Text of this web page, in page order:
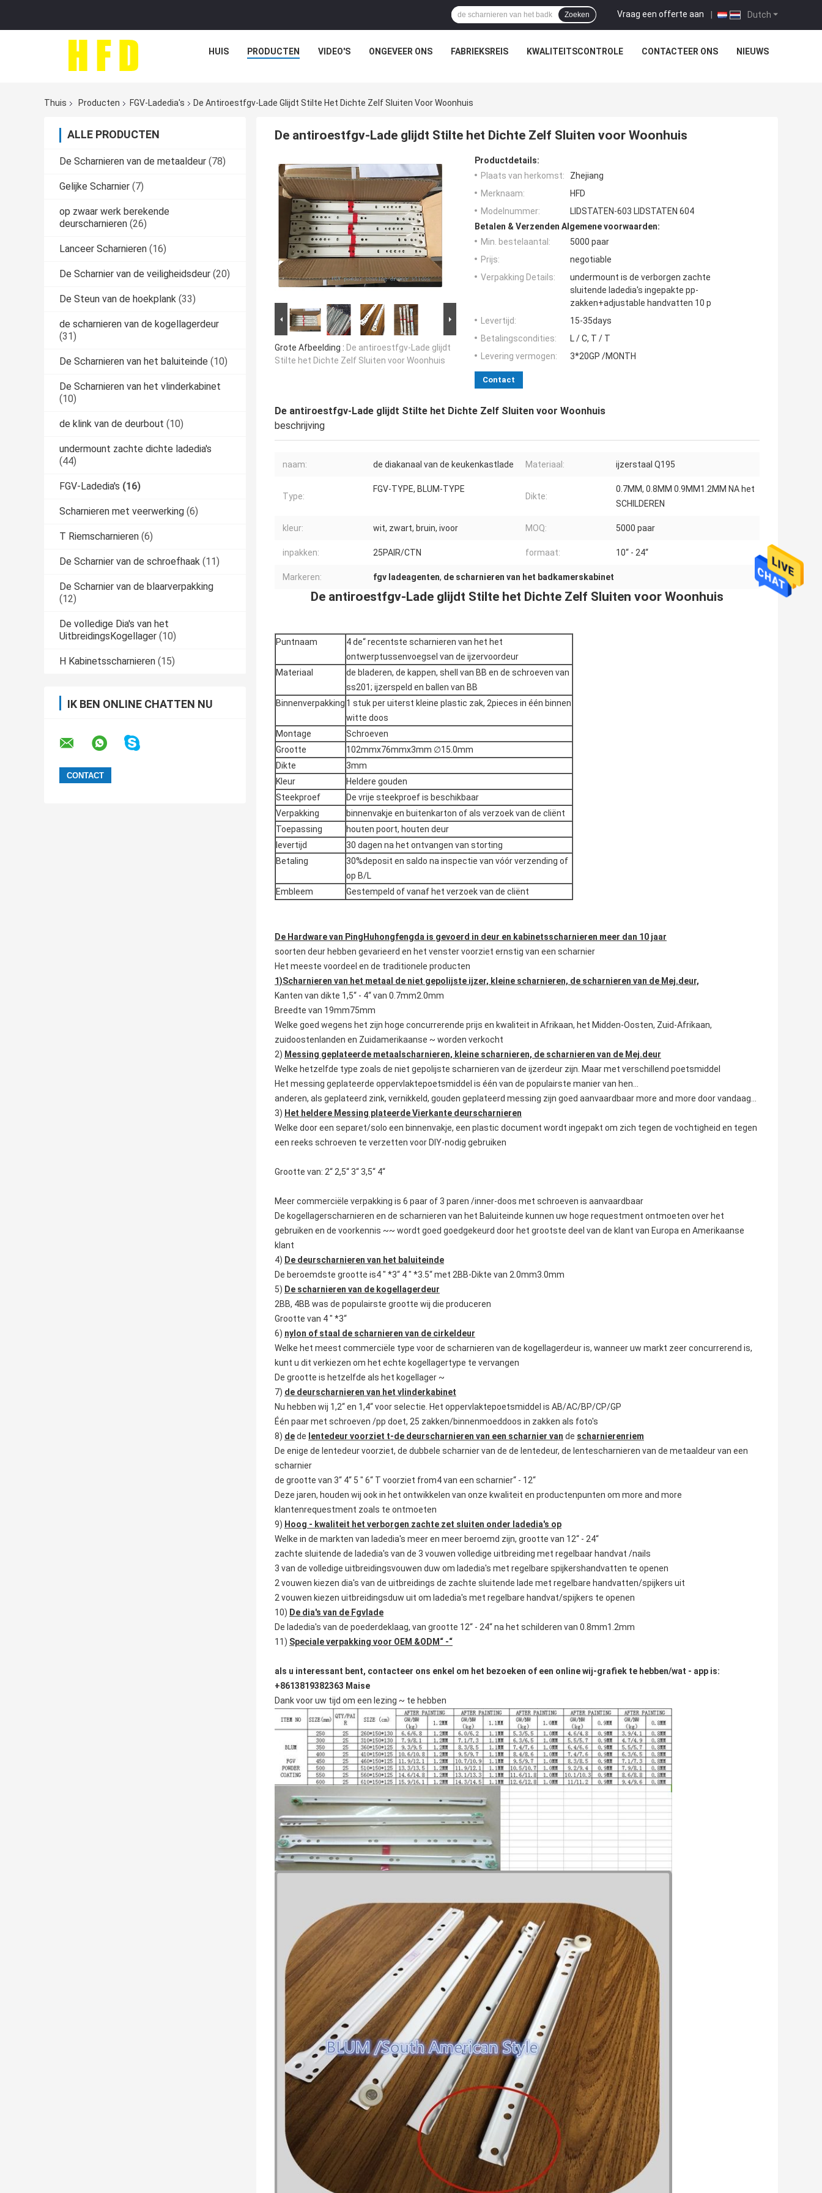
Dutch
Vraag een offerte aan |
Zoeken
HUIS PRODUCTEN VIDEO'S ONGEVEER ONS FABRIEKSREIS KWALITEITSCONTROLE CONTACTEER ONS NIEUWS
Thuis Producten FGV-Ladedia's De Antiroestfgv-Lade Glijdt Stilte Het Dichte Zelf Sluiten Voor Woonhuis
ALLE PRODUCTEN
De Scharnieren van de metaaldeur (78)
Gelijke Scharnier (7)
op zwaar werk berekende
deurscharnieren (26)
Lanceer Scharnieren (16)
De Scharnier van de veiligheidsdeur (20)
De Steun van de hoekplank (33)
de scharnieren van de kogellagerdeur
(31)
De Scharnieren van het baluiteinde (10)
De Scharnieren van het vlinderkabinet
(10)
de klink van de deurbout (10)
undermount zachte dichte ladedia's
(44)
FGV-Ladedia's (16)
Scharnieren met veerwerking (6)
T Riemscharnieren (6)
De Scharnier van de schroefhaak (11)
De Scharnier van de blaarverpakking
(12)
De volledige Dia's van het
UitbreidingsKogellager (10)
H Kabinetsscharnieren (15)
IK BEN ONLINE CHATTEN NU
De antiroestfgv-Lade glijdt Stilte het Dichte Zelf Sluiten voor Woonhuis
Grote Afbeelding : De antiroestfgv-Lade glijdt
Stilte het Dichte Zelf Sluiten voor Woonhuis
Productdetails:
Plaats van herkomst:
Zhejiang
Merknaam:
HFD
Modelnummer:
LIDSTATEN-603 LIDSTATEN 604
Betalen & Verzenden Algemene voorwaarden:
Min. bestelaantal:
5000 paar
Prijs:
negotiable
Verpakking Details:
undermount is de verborgen zachte
sluitende ladedia's ingepakte pp-
zakken+adjustable handvatten 10 p
Levertijd:
15-35days
Betalingscondities:
L / C, T / T
Levering vermogen:
3*20GP /MONTH
Contact
De antiroestfgv-Lade glijdt Stilte het Dichte Zelf Sluiten voor Woonhuis
beschrijving
naam: de diakanaal van de keukenkastlade Materiaal: ijzerstaal Q195
Type:
FGV-TYPE, BLUM-TYPE
Dikte:
0.7MM, 0.8MM 0.9MM1.2MM NA het
SCHILDEREN
kleur: wit, zwart, bruin, ivoor MOQ: 5000 paar
inpakken: 25PAIR/CTN formaat: 10“ - 24“
Markeren: fgv ladeagenten, de scharnieren van het badkamerskabinet
De antiroestfgv-Lade glijdt Stilte het Dichte Zelf Sluiten voor Woonhuis
Puntnaam
4 de“ recentste scharnieren van het het
ontwerptussenvoegsel van de ijzervoordeur
Materiaal
de bladeren, de kappen, shell van BB en de schroeven van
ss201; ijzerspeld en ballen van BB
Binnenverpakking 1 stuk per uiterst kleine plastic zak, 2pieces in één binnen
witte doos
Montage
Schroeven
Grootte
102mmx76mmx3mm ∅15.0mm
Dikte
3mm
Kleur
Heldere gouden
Steekproef
De vrije steekproef is beschikbaar
Verpakking
binnenvakje en buitenkarton of als verzoek van de cliënt
Toepassing
houten poort, houten deur
levertijd
30 dagen na het ontvangen van storting
Betaling
30%deposit en saldo na inspectie van vóór verzending of
op B/L
Embleem
Gestempeld of vanaf het verzoek van de cliënt
De Hardware van PingHuhongfengda is gevoerd in deur en kabinetsscharnieren meer dan 10 jaar
soorten deur hebben gevarieerd en het venster voorziet ernstig van een scharnier
Het meeste voordeel en de traditionele producten
1)Scharnieren van het metaal de niet gepolijste ijzer, kleine scharnieren, de scharnieren van de Mej.deur,
Kanten van dikte 1,5“ - 4“ van 0.7mm2.0mm
Breedte van 19mm75mm
Welke goed wegens het zijn hoge concurrerende prijs en kwaliteit in Afrikaan, het Midden-Oosten, Zuid-Afrikaan,
zuidoostenlanden en Zuidamerikaanse ~ worden verkocht
2) Messing geplateerde metaalscharnieren, kleine scharnieren, de scharnieren van de Mej.deur
Welke hetzelfde type zoals de niet gepolijste scharnieren van de ijzerdeur zijn. Maar met verschillend poetsmiddel
Het messing geplateerde oppervlaktepoetsmiddel is één van de populairste manier van hen…
anderen, als geplateerd zink, vernikkeld, gouden geplateerd messing zijn goed aanvaardbaar more and more door vandaag…
3) Het heldere Messing plateerde Vierkante deurscharnieren
Welke door een separet/solo een binnenvakje, een plastic document wordt ingepakt om zich tegen de vochtigheid en tegen
een reeks schroeven te verzetten voor DIY-nodig gebruiken
Grootte van: 2“ 2,5“ 3“ 3,5“ 4“
Meer commerciële verpakking is 6 paar of 3 paren /inner-doos met schroeven is aanvaardbaar
De kogellagerscharnieren en de scharnieren van het Baluiteinde kunnen uw hoge requestment ontmoeten over het
gebruiken en de voorkennis ~~ wordt goed goedgekeurd door het grootste deel van de klant van Europa en Amerikaanse
klant
4) De deurscharnieren van het baluiteinde
De beroemdste grootte is4 " *3“ 4 " *3.5“ met 2BB-Dikte van 2.0mm3.0mm
5) De scharnieren van de kogellagerdeur
2BB, 4BB was de populairste grootte wij die produceren
Grootte van 4 " *3“
6) nylon of staal de scharnieren van de cirkeldeur
Welke het meest commerciële type voor de scharnieren van de kogellagerdeur is, wanneer uw markt zeer concurrerend is,
kunt u dit verkiezen om het echte kogellagertype te vervangen
De grootte is hetzelfde als het kogellager ~
7) de deurscharnieren van het vlinderkabinet
Nu hebben wij 1,2“ en 1,4“ voor selectie. Het oppervlaktepoetsmiddel is AB/AC/BP/CP/GP
Één paar met schroeven /pp doet, 25 zakken/binnenmoeddoos in zakken als foto's
8) dede lentedeur voorziet t-de deurscharnieren van een scharnier van de scharnierenriem
De enige de lentedeur voorziet, de dubbele scharnier van de de lentedeur, de lentescharnieren van de metaaldeur van een
scharnier
de grootte van 3“ 4“ 5 " 6“ T voorziet from4 van een scharnier“ - 12“
Deze jaren, houden wij ook in het ontwikkelen van onze kwaliteit en productenpunten om more and more
klantenrequestment zoals te ontmoeten
9) Hoog - kwaliteit het verborgen zachte zet sluiten onder ladedia's op
Welke in de markten van ladedia's meer en meer beroemd zijn, grootte van 12“ - 24“
zachte sluitende de ladedia's van de 3 vouwen volledige uitbreiding met regelbaar handvat /nails
3 van de volledige uitbreidingsvouwen duw om ladedia's met regelbare spijkershandvatten te openen
2 vouwen kiezen dia's van de uitbreidings de zachte sluitende lade met regelbare handvatten/spijkers uit
2 vouwen kiezen uitbreidingsduw uit om ladedia's met regelbare handvat/spijkers te openen
10) De dia's van de Fgvlade
De ladedia's van de poederdeklaag, van grootte 12“ - 24“ na het schilderen van 0.8mm1.2mm
11) Speciale verpakking voor OEM &ODM“ -“
als u interessant bent, contacteer ons enkel om het bezoeken of een online wij-grafiek te hebben/wat - app is:
+8613819382363 Maise
Dank voor uw tijd om een lezing ~ te hebben